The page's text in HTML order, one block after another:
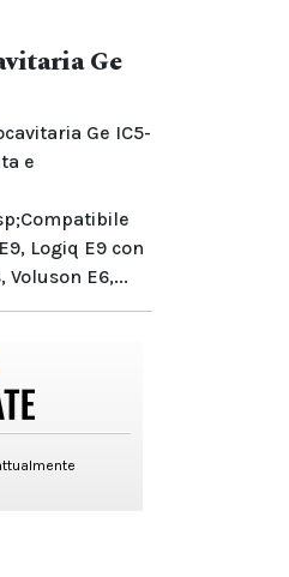
Ge
Ge IC5-
e
Logiq E9 con
Voluson E6,...